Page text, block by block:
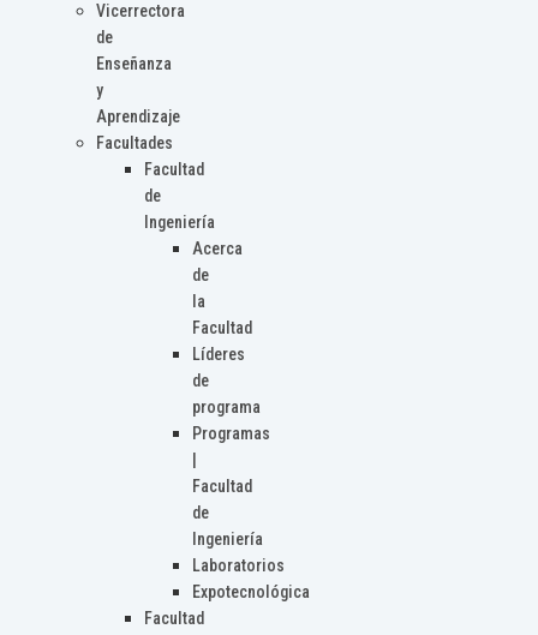
Vicerrectora
de
Enseñanza
y
Aprendizaje
Facultades
Facultad
de
Ingeniería
Acerca
de
la
Facultad
Líderes
de
programa
Programas
Facultad
de
Ingeniería
Laboratorios
Expotecnológica
Facultad